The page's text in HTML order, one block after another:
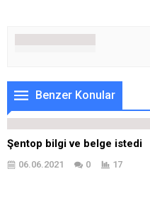
Benzer Konular
Şentop bilgi ve belge istedi
06.06.2021 0 17